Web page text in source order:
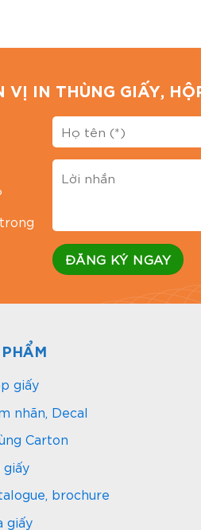
IN THÙNG GIẤY,
giấy
nhãn, Decal
Carton
giấy
brochure
giấy